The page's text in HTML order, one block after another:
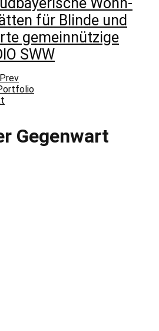
für Blinde und
gemeinnützige
SWW
Prev
Gegenwart